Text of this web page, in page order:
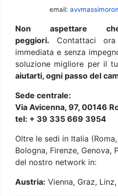
email:
Non aspettare
peggiori. Contattaci
immediata e senza
soluzione migliore per il
aiutarti, ogni passo del
Sede centrale:
Via Avicenna, 97, 00146
tel: + 39 335 669 3954
Oltre le sedi in Italia
Bologna, Firenze, Genova,
del nostro network in:
Austria: Vienna, Graz,